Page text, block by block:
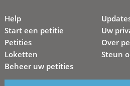
Help
Start een petitie
Petities
Loketten
Beheer uw petities
Uw
Over
Steun